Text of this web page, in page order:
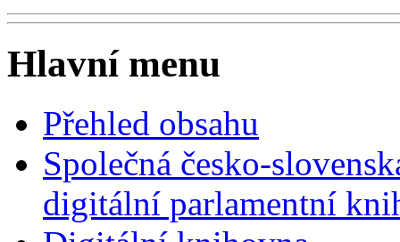
Hlavní menu
Přehled obsahu
Společná česko-
digitální parlamentní